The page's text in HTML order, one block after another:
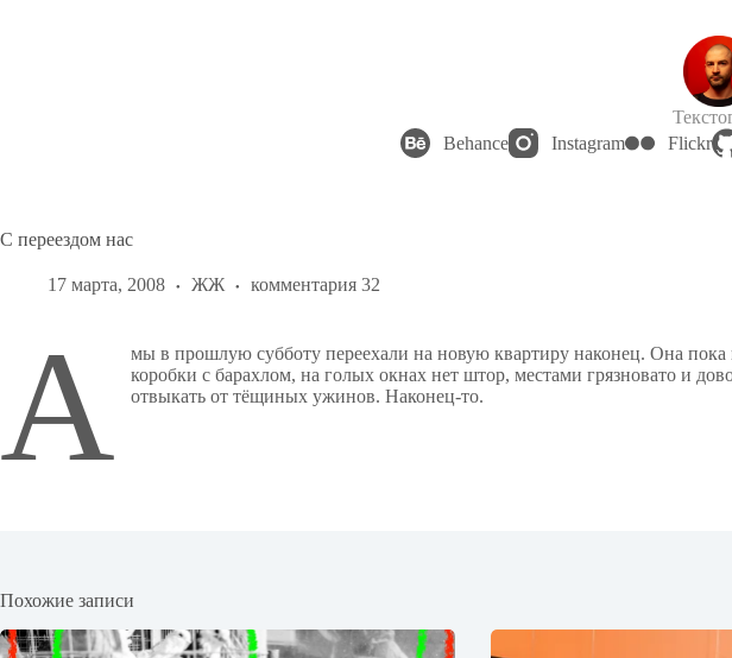
Behance
Instagram Flickr
С переездом нас
17 марта, 2008 ЖЖ комментария 32
А
мы в прошлую субботу переехали на новую квартиру наконец. Она пока
коробки с барахлом, на голых окнах нет штор, местами грязновато и
отвыкать от тёщиных ужинов. Наконец-то.
Похожие записи